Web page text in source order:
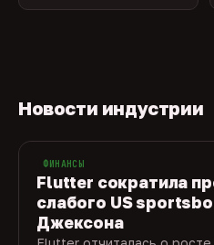
Новости индустрии
ФИНАНСЫ
Flutter сократила
слабого US
Джексона